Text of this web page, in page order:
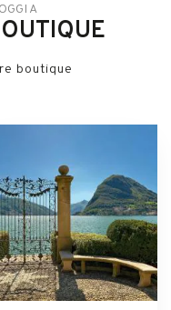
A
boutique